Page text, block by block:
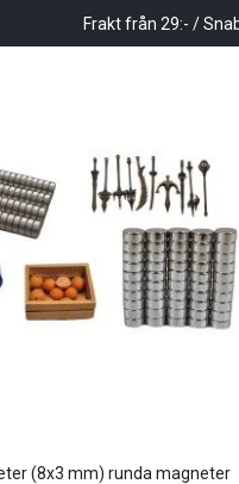
Frakt från 29:- /
(8x3 mm) runda magneter